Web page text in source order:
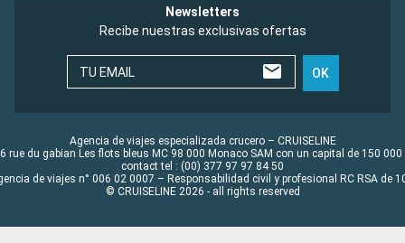
Newsletters
Recibe nuestras exclusivas ofertas
TU EMAIL OK
Agencia de viajes especializada crucero – CRUISELINE
rue du gabian Les flots bleus MC 98 000 Monaco SAM con un capital de 150 000
contact tel : (00) 377 97 97 84 50
de viajes n° 006 02 0007 – Responsabilidad civil y profesional RC RSA de
© CRUISELINE 2026 - all rights reserved